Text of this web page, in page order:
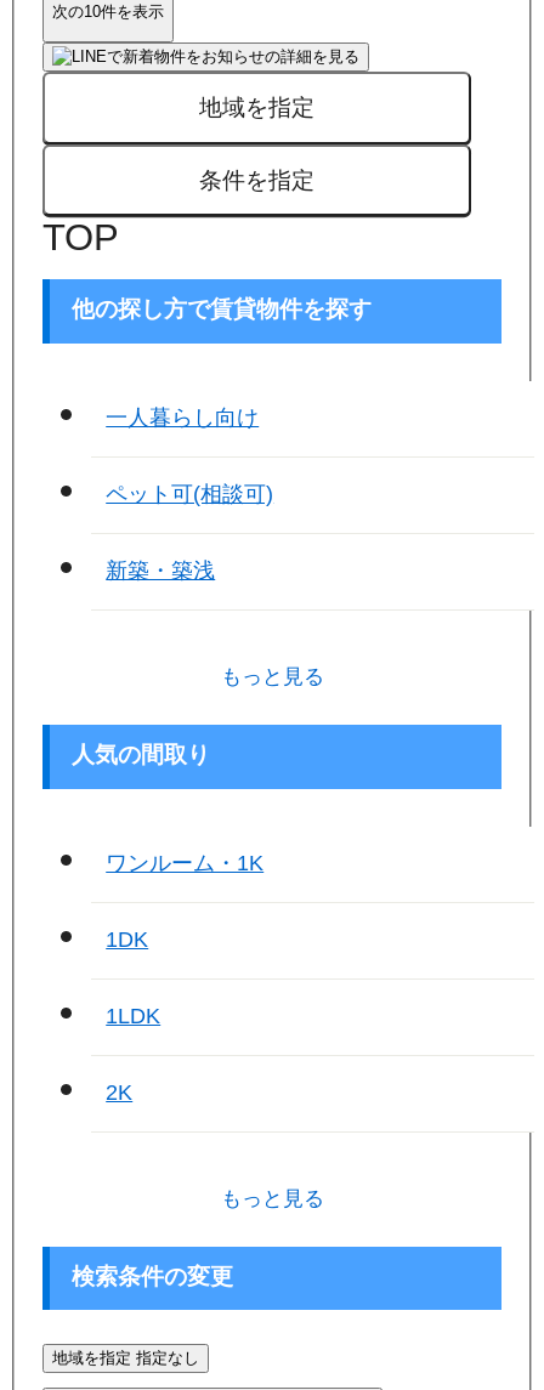
次の10件を表示
地域を指定
条件を指定
TOP
他の探し方で賃貸物件を探す
一人暮らし向け
ペット可(相談可)
新築・築浅
もっと見る
人気の間取り
ワンルーム・1K
1DK
1LDK
2K
もっと見る
検索条件の変更
地域を指定 指定なし